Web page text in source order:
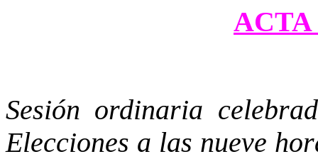
ACTA
Sesión ordinaria
Elecciones a las nueve